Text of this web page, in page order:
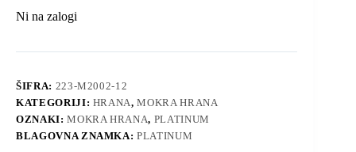
Ni na zalogi
ŠIFRA: 223-M2002-12
KATEGORIJI: HRANA,MOKRA HRANA
OZNAKI:MOKRA HRANA, PLATINUM
BLAGOVNA ZNAMKA:PLATINUM